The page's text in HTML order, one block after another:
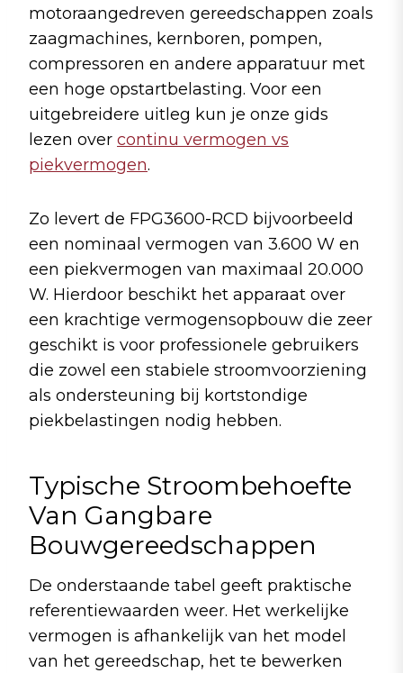
motoraangedreven gereedschappen zoals
zaagmachines, kernboren, pompen,
compressoren en andere apparatuur met
een hoge opstartbelasting. Voor een
uitgebreidere uitleg kun je onze gids
lezen over continu vermogen vs
piekvermogen.
Zo levert de FPG3600-RCD bijvoorbeeld
een nominaal vermogen van 3.600 W en
een piekvermogen van maximaal 20.000
W. Hierdoor beschikt het apparaat over
een krachtige vermogensopbouw die zeer
geschikt is voor professionele gebruikers
die zowel een stabiele stroomvoorziening
als ondersteuning bij kortstondige
piekbelastingen nodig hebben.
Typische Stroombehoefte
Van Gangbare
Bouwgereedschappen
De onderstaande tabel geeft praktische
referentiewaarden weer. Het werkelijke
vermogen is afhankelijk van het model
van het gereedschap, het te bewerken